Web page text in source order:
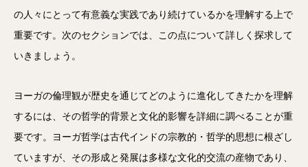
の人々にとって有意義な実践であり続けているかを理解する上で
重要です。次のセクションでは、この点について詳しく探求して
いきましょう。
ヨーガの倫理観が歴史を通じてどのように進化してきたかを理解
するには、その哲学的背景と文化的影響を詳細に調べることが重
要です。ヨーガ哲学は古代インドの宗教的・哲学的思想に根ざし
ていますが、その形成と発展は多様な文化的交流の産物であり、